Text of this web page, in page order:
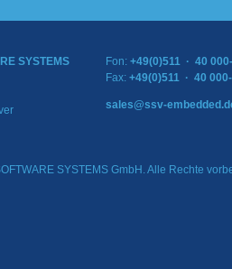
SYSTEMS Fon: +49(0)511 · 40
Fax: +49(0)511 · 40
sales@ssv-
SYSTEMS GmbH. Alle Rechte